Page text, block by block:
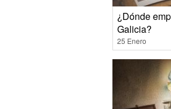
¿Dónde
Galicia?
25 Enero